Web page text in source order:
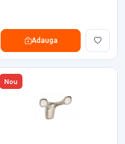
Adauga
Nou